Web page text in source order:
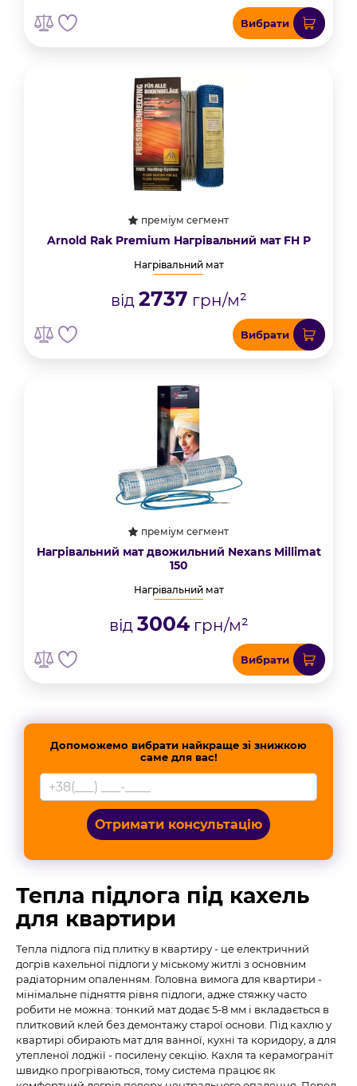
Вибрати
преміум сегмент
Arnold Rak Premium Нагрівальний мат FH Р
Нагрівальний мат
від 2737 грн/м²
Вибрати
преміум сегмент
Нагрівальний мат двожильний Nexans Millimat
150
Нагрівальний мат
від 3004грн/м²
Вибрати
Допоможемо вибрати найкраще зі знижкою
саме для вас!
Отримати консультацію
Тепла підлога під кахель
для квартири
Тепла підлога під плитку в квартиру - це електричний
догрів кахельної підлоги у міському житлі з основним
радіаторним опаленням. Головна вимога для квартири -
мінімальне підняття рівня підлоги, адже стяжку часто
робити не можна: тонкий мат додає 5-8 мм і вкладається в
плитковий клей без демонтажу старої основи. Під кахлю у
квартирі обирають мат для ванної, кухні та коридору, а для
утепленої лоджії - посилену секцію. Кахля та керамограніт
швидко прогріваються, тому система працює як